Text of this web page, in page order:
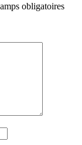
obligatoires